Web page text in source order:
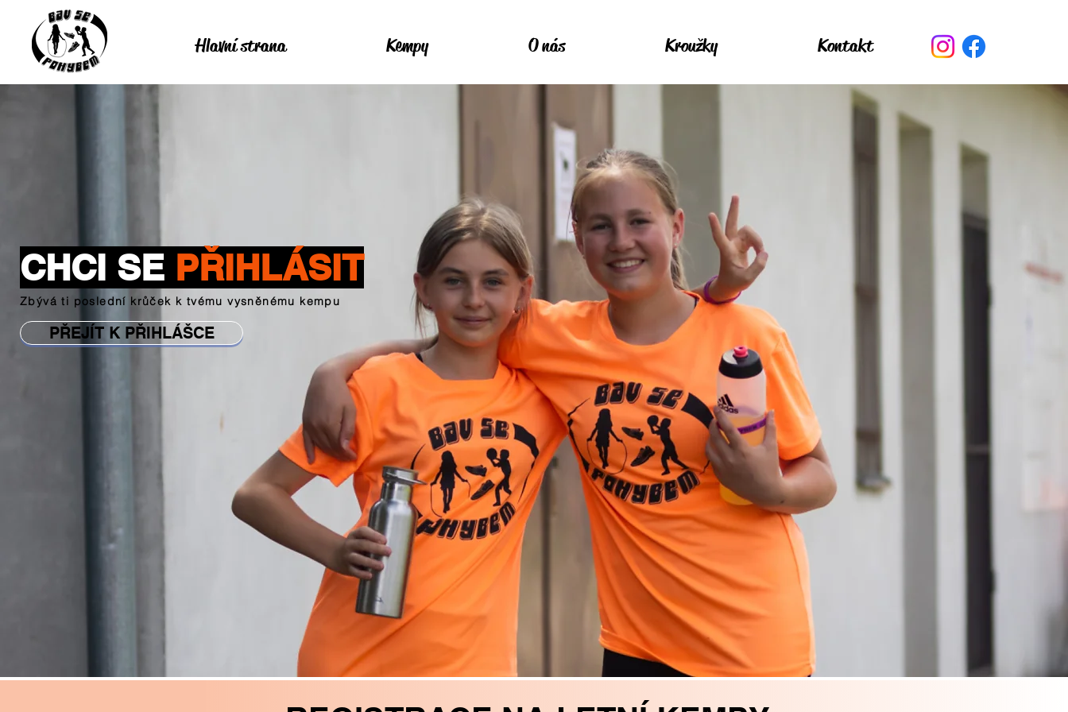
Hlavní strana Kempy O nás Kroužky Kontakt
CHCI SE PŘIHLÁSIT
Zbývá ti poslední krůček k tvému vysněnému kempu
PŘEJÍT K PŘIHLÁŠCE